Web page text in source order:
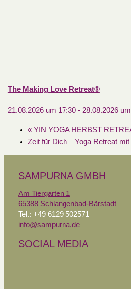
The Making Love Retreat®
21.08.2026 um 17:30- 28.08.2026
«YIN YOGA HERBST
Zeit für Dich – Yoga Retreat
SAMPURNA GMBH
Am Tiergarten 1
65388 Schlangenbad-Bärstadt
Tel.: +49 6129 502571
info@sampurna.de
SOCIAL MEDIA